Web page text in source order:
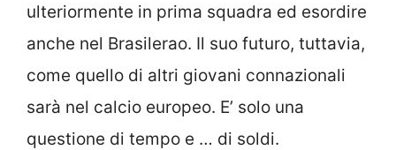
ulteriormente in prima squadra ed esordire
anche nel Brasilerao. Il suo futuro, tuttavia,
come quello di altri giovani connazionali
sarà nel calcio europeo. E’ solo una
questione di tempo e … di soldi.